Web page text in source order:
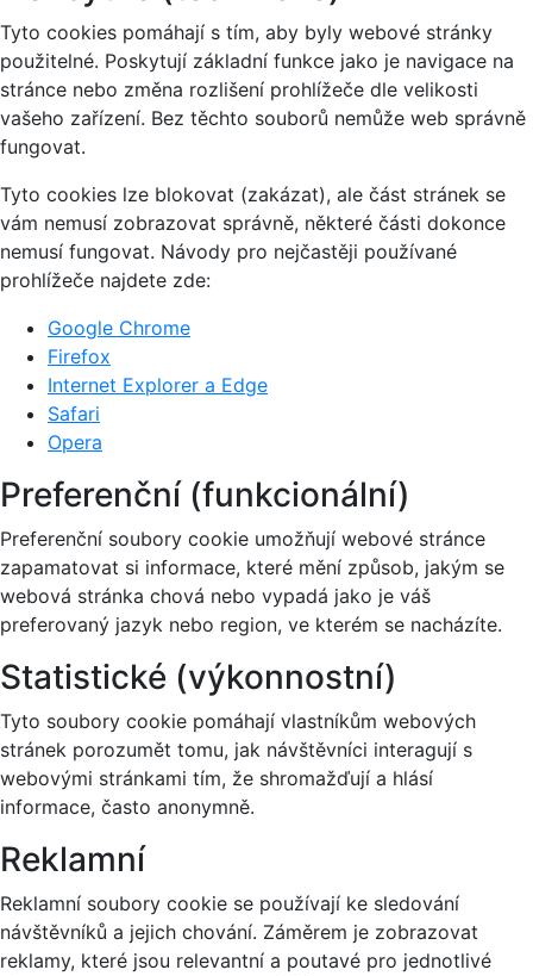
Tyto cookies pomáhají s tím, aby byly webové stránky
použitelné. Poskytují základní funkce jako je navigace na
stránce nebo změna rozlišení prohlížeče dle velikosti
vašeho zařízení. Bez těchto souborů nemůže web správně
fungovat.
Tyto cookies lze blokovat (zakázat), ale část stránek se
vám nemusí zobrazovat správně, některé části dokonce
nemusí fungovat. Návody pro nejčastěji používané
prohlížeče najdete zde:
Google Chrome
Firefox
Internet Explorer a Edge
Safari
Opera
Preferenční (funkcionální)
Preferenční soubory cookie umožňují webové stránce
zapamatovat si informace, které mění způsob, jakým se
webová stránka chová nebo vypadá jako je váš
preferovaný jazyk nebo region, ve kterém se nacházíte.
Statistické (výkonnostní)
Tyto soubory cookie pomáhají vlastníkům webových
stránek porozumět tomu, jak návštěvníci interagují s
webovými stránkami tím, že shromažďují a hlásí
informace, často anonymně.
Reklamní
Reklamní soubory cookie se používají ke sledování
návštěvníků a jejich chování. Záměrem je zobrazovat
reklamy, které jsou relevantní a poutavé pro jednotlivé